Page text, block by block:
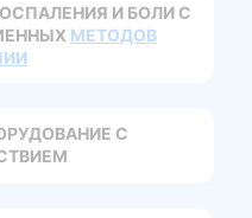
И БОЛИ С
МЕТОДОВ
С